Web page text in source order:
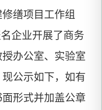
缮项目工作组
企业开展了商务
办公室、实验室
公示如下，如有
形式并加盖公章